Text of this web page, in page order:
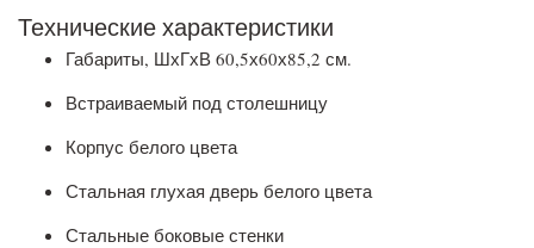
Технические характеристики
Габариты, ШхГхВ 60,5х60х85,2 см.
Встраиваемый под столешницу
Корпус белого цвета
Стальная глухая дверь белого цвета
Стальные боковые стенки